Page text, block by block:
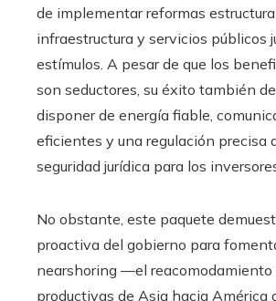
de implementar reformas
infraestructura y servicios públicos
estímulos. A pesar de que los
son seductores, su éxito también
disponer de energía fiable,
eficientes y una regulación precisa
seguridad jurídica para los
No obstante, este paquete
proactiva del gobierno para
nearshoring —el reacomodamiento
productivas de Asia hacia América